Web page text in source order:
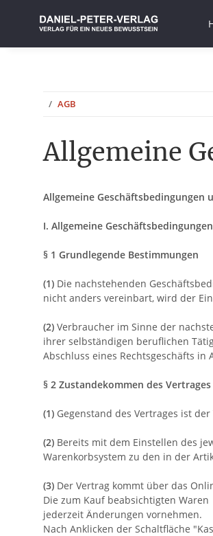
AGB
Allgemeine
Allgemeine Geschäftsbedingungen
I. Allgemeine Geschäftsbedingungen
§ 1 Grundlegende Bestimmungen
(1) Die nachstehenden
nicht anders vereinbart, wird der
(2) Verbraucher im Sinne der
ihrer selbständigen beruflichen
Abschluss eines Rechtsgeschäfts
§ 2 Zustandekommen des Vertrages
(1) Gegenstand des Vertrages ist
(2) Bereits mit dem Einstellen des
Warenkorbsystem zu den in der
(3) Der Vertrag kommt über das
Die zum Kauf beabsichtigten
jederzeit Änderungen vornehmen.
Nach Anklicken der Schaltfläche